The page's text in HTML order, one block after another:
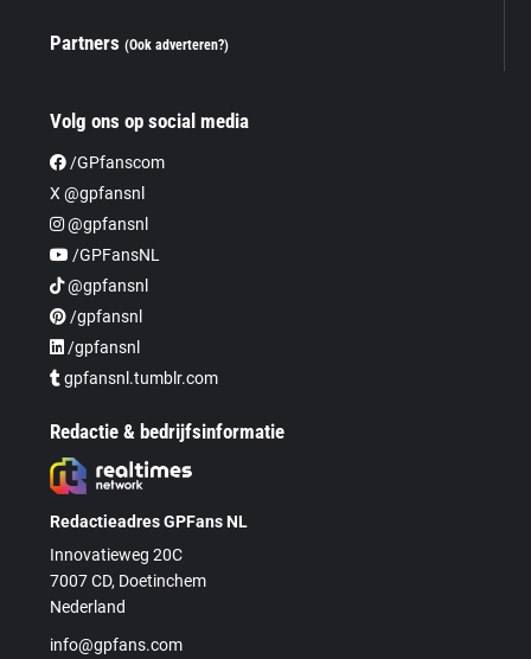
Partners(Ook adverteren?)
Volg ons op social media
/GPfanscom
X @gpfansnl
@gpfansnl
/GPFansNL
@gpfansnl
/gpfansnl
/gpfansnl
gpfansnl.tumblr.com
Redactie & bedrijfsinformatie
Redactieadres GPFans NL
Innovatieweg 20C
7007 CD, Doetinchem
Nederland
info@gpfans.com